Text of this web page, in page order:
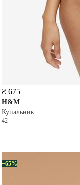
₴ 675
H&M
Купальник
42
−65%